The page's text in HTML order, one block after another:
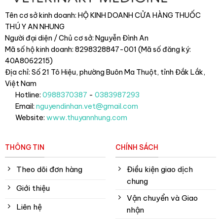
Tên cơ sở kinh doanh: HỘ KINH DOANH CỬA HÀNG THUỐC
THÚ Y AN NHUNG
Người đại diện / Chủ cơ sở: Nguyễn Đình An
Mã số hộ kinh doanh: 8298328847-001 (Mã số đăng ký:
40A8062215)
Địa chỉ: Số 21 Tô Hiệu, phường Buôn Ma Thuột, tỉnh Đắk Lắk,
Việt Nam
Hotline: 0988370387 - 0383987293
Email: nguyendinhan.vet@gmail.com
Website: www.thuyannhung.com
THÔNG TIN
Theo dõi đơn hàng
Giới thiệu
Liên hệ
CHÍNH SÁCH
Điều kiện giao dịch
chung
Vận chuyển và Giao
nhận